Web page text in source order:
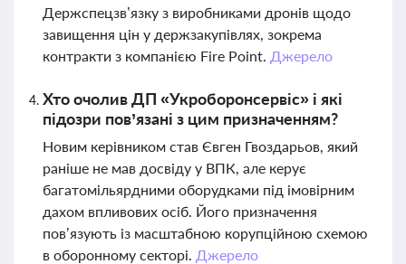
Держспецзв’язку з виробниками дронів щодо
завищення цін у держзакупівлях, зокрема
контракти з компанією Fire Point. Джерело
Хто очолив ДП «Укроборонсервіс» і які
підозри пов’язані з цим призначенням?
Новим керівником став Євген Гвоздарьов, який
раніше не мав досвіду у ВПК, але керує
багатомільярдними оборудками під імовірним
дахом впливових осіб. Його призначення
пов’язують із масштабною корупційною схемою
в оборонному секторі. Джерело